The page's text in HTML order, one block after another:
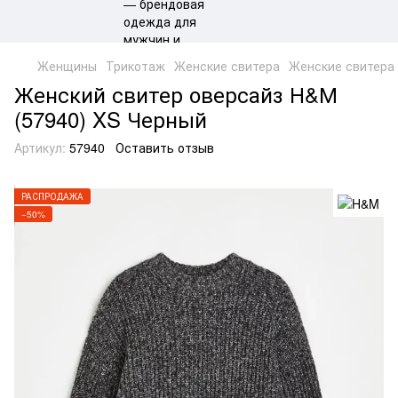
Женщины Трикотаж Женские свитера Женские свитера
Женский свитер оверсайз Н&М
(57940) XS Черный
Артикул: 57940 Оставить отзыв
РАСПРОДАЖА
−50%